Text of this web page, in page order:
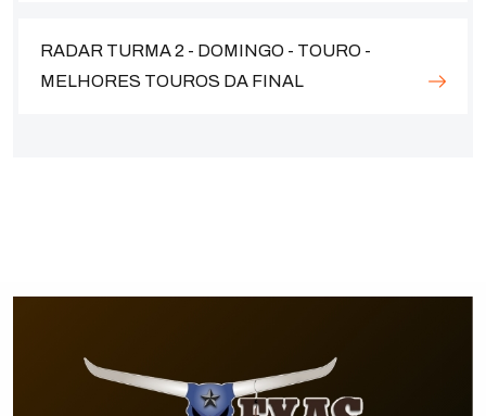
RADAR TURMA 2 - DOMINGO - TOURO -
MELHORES TOUROS DA FINAL